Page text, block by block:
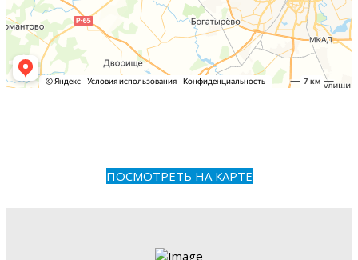
ПОСМОТРЕТЬ НА КАРТЕ